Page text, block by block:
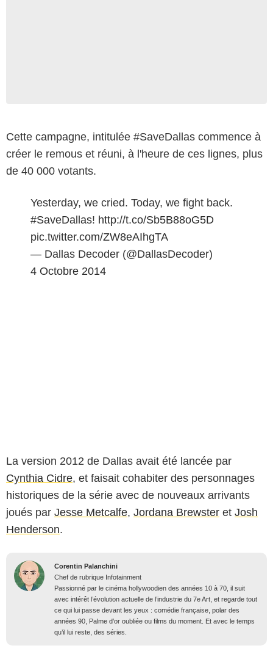
Cette campagne, intitulée #SaveDallas commence à
créer le remous et réuni, à l'heure de ces lignes, plus
de 40 000 votants.
Yesterday, we cried. Today, we fight back.
#SaveDallas! http://t.co/Sb5B88oG5D
pic.twitter.com/ZW8eAIhgTA
— Dallas Decoder (@DallasDecoder)
4 Octobre 2014
La version 2012 de Dallas avait été lancée par
Cynthia Cidre, et faisait cohabiter des personnages
historiques de la série avec de nouveaux arrivants
joués par Jesse Metcalfe, Jordana Brewster et Josh
Henderson.
Corentin Palanchini
Chef de rubrique Infotainment
Passionné par le cinéma hollywoodien des années 10 à 70, il suit
avec intérêt l’évolution actuelle de l’industrie du 7e Art, et regarde tout
ce qui lui passe devant les yeux : comédie française, polar des
années 90, Palme d’or oubliée ou films du moment. Et avec le temps
qu’il lui reste, des séries.